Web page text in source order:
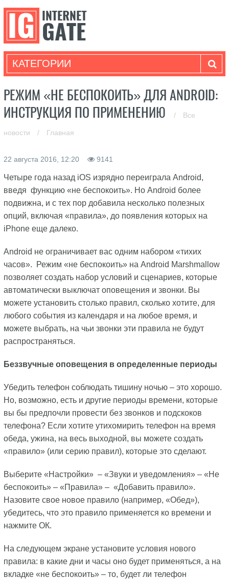
КАТЕГОРИИ
РЕЖИМ «НЕ БЕСПОКОИТЬ» ДЛЯ ANDROID:
ИНСТРУКЦИЯ ПО ПРИМЕНЕНИЮ
/ Все
новости / Главная
22 августа 2016, 12:20 9141
Четыре года назад iOS изрядно переиграла Android,
введя функцию «не беспокоить». Но Android более
подвижна, и с тех пор добавила несколько полезных
опций, включая «правила», до появления которых на
iPhone еще далеко.
Android не ограничивает вас одним набором «тихих
часов». Режим «не беспокоить» на Android Marshmallow
позволяет создать набор условий и сценариев, которые
автоматически выключат оповещения и звонки. Вы
можете установить столько правил, сколько хотите, для
любого события из календаря и на любое время, и
можете выбрать, на чьи звонки эти правила не будут
распространяться.
Беззвучные оповещения в определенные периоды
Убедить телефон соблюдать тишину ночью – это хорошо.
Но, возможно, есть и другие периоды времени, которые
вы бы предпочли провести без звонков и подскоков
телефона? Если хотите утихомирить телефон на время
обеда, ужина, на весь выходной, вы можете создать
«правило» (или серию правил), которые это сделают.
Выберите «Настройки» – «Звуки и уведомления» – «Не
беспокоить» – «Правила» – «Добавить правило».
Назовите свое новое правило (например, «Обед»),
убедитесь, что это правило применяется ко времени и
нажмите ОК.
На следующем экране установите условия нового
правила: в какие дни и часы оно будет применяться, а на
вкладке «не беспокоить» – то, будет ли телефон